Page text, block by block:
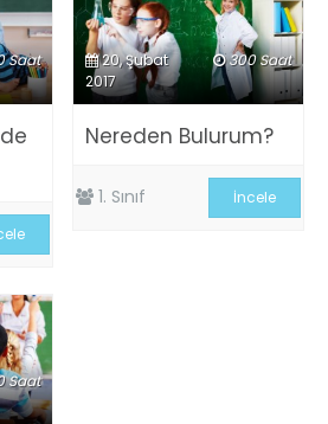
Saat 300 Saat
20, Şubat
2017
Nereden Bulurum?
1. Sınıf İncele
Saat